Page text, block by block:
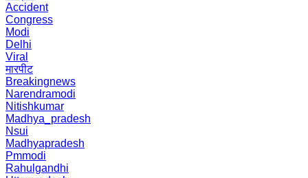
Accident
Congress
Modi
Delhi
Viral
मारपीट
Breakingnews
Narendramodi
Nitishkumar
Madhya_pradesh
Nsui
Madhyapradesh
Pmmodi
Rahulgandhi